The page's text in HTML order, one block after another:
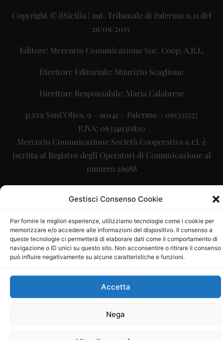
Gestisci Consenso Cookie
Per fornire le migliori esperienze, utilizziamo tecnologie come i cookie per
memorizzare e/o accedere alle informazioni del dispositivo. Il consenso a
queste tecnologie ci permetterà di elaborare dati come il comportamento di
navigazione o ID unici su questo sito. Non acconsentire o ritirare il consenso
può influire negativamente su alcune caratteristiche e funzioni.
Accetta
Nega
Copyright © ilSicilia | aut. Tribunale di Palermo n.11 del
29/09/2015
Editore: Mercurio Comunicazione Soc. Coop. A.R.L.
Direttore Editoriale: Maurizio Scaglione
Direttore Responsabile: Maria Calabrese
p.zza Sant’Oliva, 9 – 90141 – Palermo – 091335557
P.IVA: 06334930820
Mercurio Comunicazione Società Cooperativa a r.l. è
iscritta al Registro degli Operatori di Comunicazione al
numero 26988